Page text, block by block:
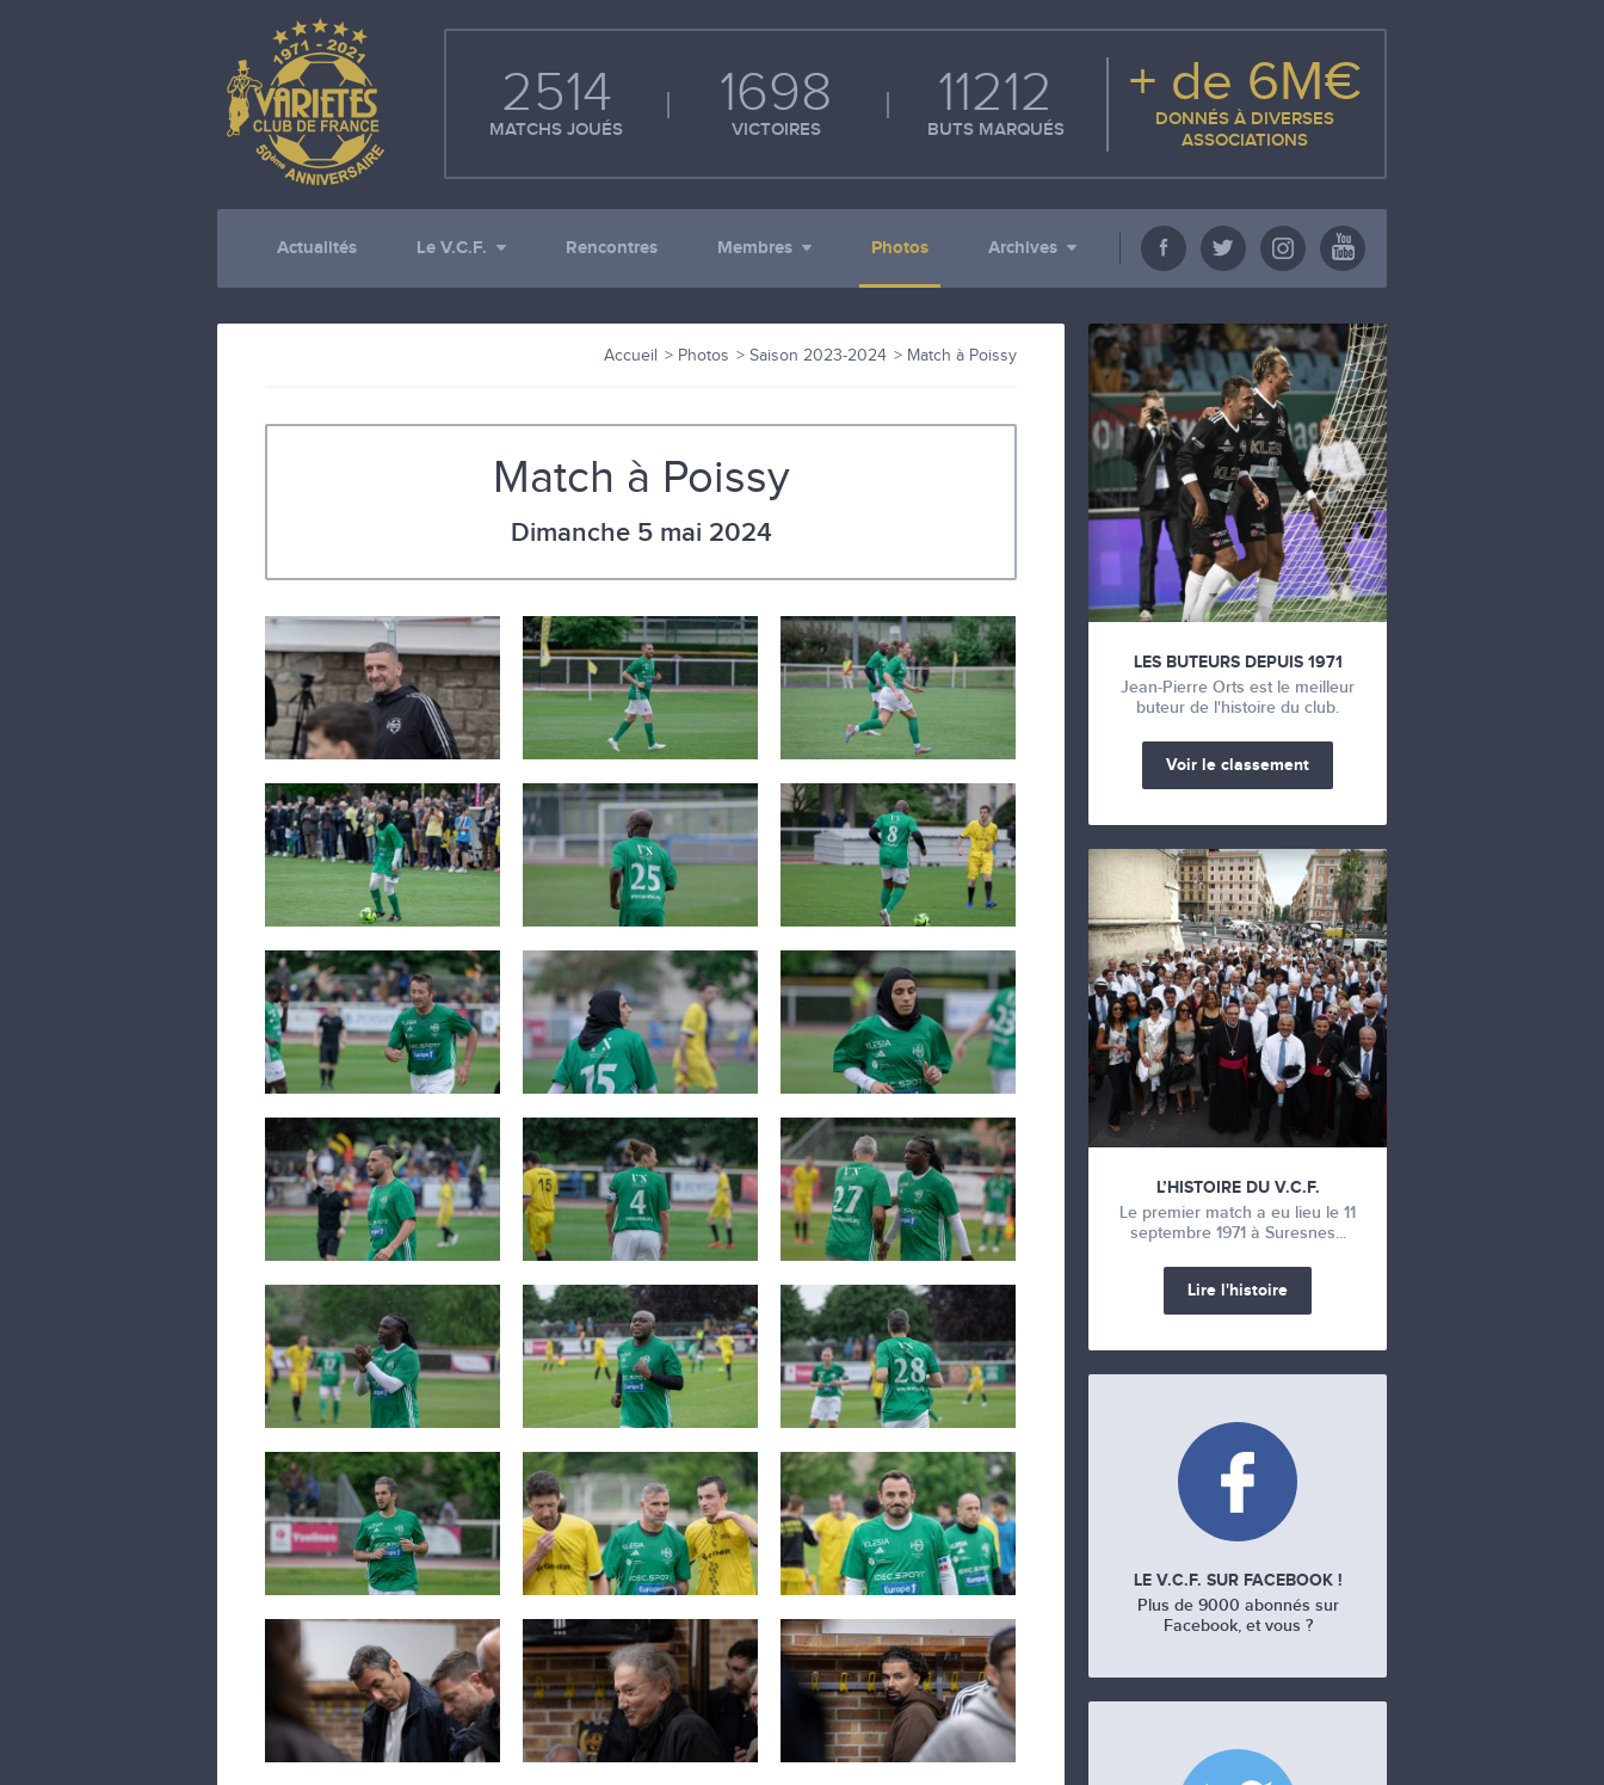
2514
MATCHS JOUÉS
1698
VICTOIRES
11212
BUTS MARQUÉS
+ de 6M€
DONNÉS À DIVERSES
ASSOCIATIONS
Actualités Le V.C.F. Rencontres Membres Photos Archives
Accueil Photos Saison 2023-2024 Match à Poissy
Match à Poissy
Dimanche 5 mai 2024
LES BUTEURS DEPUIS 1971
Jean-Pierre Orts est le meilleur
buteur de l'histoire du club.
Voir le classement
L’HISTOIRE DU V.C.F.
Le premier match a eu lieu le 11
septembre 1971 à Suresnes...
Lire l'histoire
LE V.C.F. SUR FACEBOOK !
Plus de 9000 abonnés sur
Facebook, et vous ?